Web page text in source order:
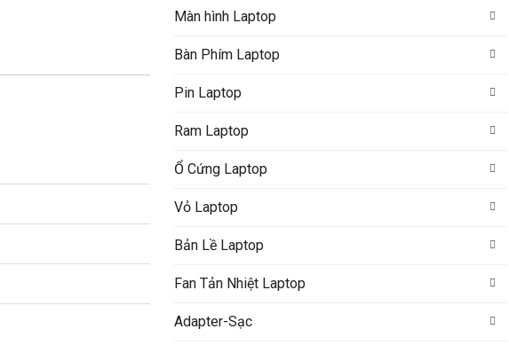
Màn hình Laptop
Bàn Phím Laptop
Pin Laptop
Ram Laptop
Ổ Cứng Laptop
Vỏ Laptop
Bản Lề Laptop
Fan Tản Nhiệt Laptop
Adapter-Sạc